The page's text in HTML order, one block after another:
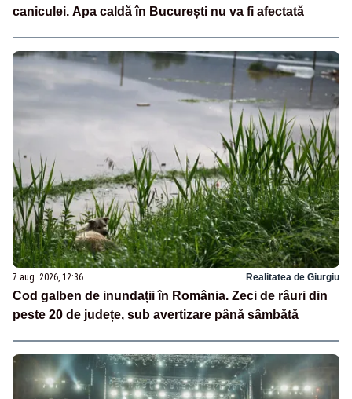
caniculei. Apa caldă în București nu va fi afectată
7 aug. 2026, 12:36 Realitatea de Giurgiu
Cod galben de inundații în România. Zeci de râuri din
peste 20 de județe, sub avertizare până sâmbătă